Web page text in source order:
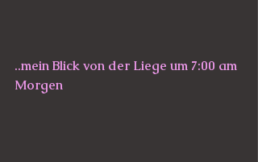
..mein Blick von der Liege um 7:00 am
Morgen